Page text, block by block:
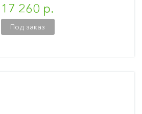
17 260 р.
Под заказ